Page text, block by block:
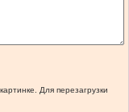
Для перезагрузки